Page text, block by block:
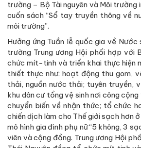
mô hình gia đình phụ nữ “5 không, 3
viên và cộng đồng. Trung ương Hội
Thái Nguyên đồng tổ chức mít tinh
em dân tộc thiểu số tại xã Bình Yên,
Thái Nguyên.